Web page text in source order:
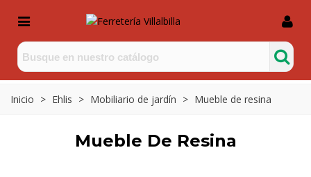
Inicio > Ehlis > Mobiliario de jardín > Mueble de resina
Mueble De Resina